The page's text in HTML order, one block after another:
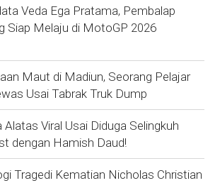
Veda Ega Pratama, Pembalap
Siap Melaju di MotoGP 2026
Maut di Madiun, Seorang Pelajar
Usai Tabrak Truk Dump
Viral Usai Diduga Selingkuh
dengan Hamish Daud!
Tragedi Kematian Nicholas Christian